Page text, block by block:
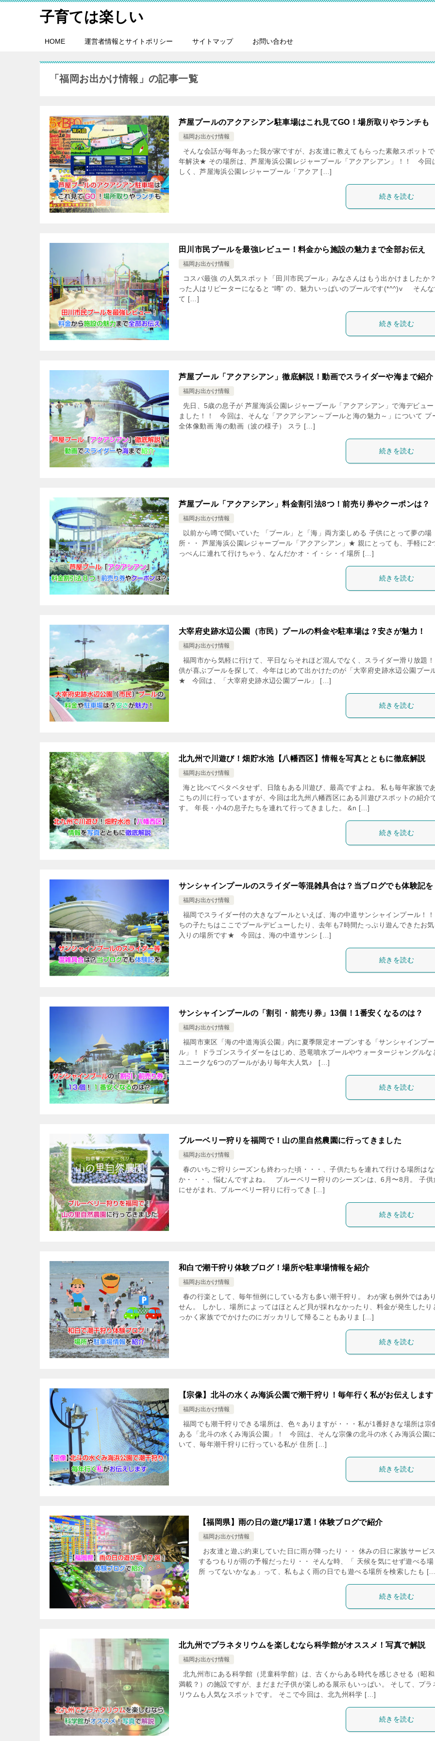
子育ては楽しい
HOME 運営者情報とサイトポリシー サイトマップ お問い合わせ
「福岡お出かけ情報」の記事一覧
芦屋プールのアクアシアン駐車場はこれ見てGO！場所取りやランチも
福岡お出かけ情報
そんな会話が毎年あった我が家ですが、お友達に教えてもらった素敵スポット
年解決★ その場所は、芦屋海浜公園レジャープール「アクアシアン」！！ 今回
しく、芦屋海浜公園レジャープール「アクア […]
続きを読む
田川市民プールを最強レビュー！料金から施設の魅力まで全部お伝え
福岡お出かけ情報
コスパ最強 の人気スポット「田川市民プール」みなさんはもう出かけましたか
った人はリピーターになると “噂” の、魅力いっぱいのプールです(*^^)v そんな
て […]
続きを読む
芦屋プール「アクアシアン」徹底解説！動画でスライダーや海まで紹介
福岡お出かけ情報
先日、5歳の息子が 芦屋海浜公園レジャープール「アクアシアン」で海デビュー
ました！！ 今回は、そんな「アクアシアン～プールと海の魅力～」について プ
全体像動画 海の動画（波の様子） スラ […]
続きを読む
芦屋プール「アクアシアン」料金割引法8つ！前売り券やクーポンは？
福岡お出かけ情報
以前から噂で聞いていた 「プール」と「海」両方楽しめる 子供にとって夢の場
所・・ 芦屋海浜公園レジャープール「アクアシアン」★ 親にとっても、手軽に2
っぺんに連れて行けちゃう、なんだかオ・イ・シ・イ場所 […]
続きを読む
大宰府史跡水辺公園（市民）プールの料金や駐車場は？安さが魅力！
福岡お出かけ情報
福岡市から気軽に行けて、平日ならそれほど混んでなく、スライダー滑り放題
供が喜ぶプールを探して、今年はじめて出かけたのが「大宰府史跡水辺公園プール
★ 今回は、「大宰府史跡水辺公園プール」 […]
続きを読む
北九州で川遊び！畑貯水池【八幡西区】情報を写真とともに徹底解説
福岡お出かけ情報
海と比べてベタベタせず、日陰もある川遊び、最高ですよね。 私も毎年家族で
こちの川に行っていますが、今回は北九州八幡西区にある川遊びスポットの紹介
す。 年長・小4の息子たちを連れて行ってきました。 &n […]
続きを読む
サンシャインプールのスライダー等混雑具合は？当ブログでも体験記を
福岡お出かけ情報
福岡でスライダー付の大きなプールといえば、海の中道サンシャインプール！！
ちの子たちはここでプールデビューしたり、去年も7時間たっぷり遊んできたお気
入りの場所です★ 今回は、海の中道サンシ […]
続きを読む
サンシャインプールの「割引・前売り券」13個！1番安くなるのは？
福岡お出かけ情報
福岡市東区「海の中道海浜公園」内に夏季限定オープンする「サンシャインプー
ル」！ ドラゴンスライダーをはじめ、恐竜噴水プールやウォータージャングルな
ユニークな6つのプールがあり毎年大人気♪ […]
続きを読む
ブルーベリー狩りを福岡で！山の里自然農園に行ってきました
福岡お出かけ情報
春のいちご狩りシーズンも終わった頃・・・、子供たちを連れて行ける場所は
か・・・、悩むんですよね。 ブルーベリー狩りのシーズンは、6月〜8月。 子供
にせがまれ、ブルーベリー狩りに行ってき […]
続きを読む
和白で潮干狩り体験ブログ！場所や駐車場情報を紹介
福岡お出かけ情報
春の行楽として、毎年恒例にしている方も多い潮干狩り。 わが家も例外ではあ
せん。 しかし、場所によってはほとんど貝が採れなかったり、料金が発生したり
っかく家族ででかけたのにガッカリして帰ることもありま […]
続きを読む
【宗像】北斗の水くみ海浜公園で潮干狩り！毎年行く私がお伝えします
福岡お出かけ情報
福岡でも潮干狩りできる場所は、色々ありますが・・・私が1番好きな場所は宗
ある「北斗の水くみ海浜公園」！ 今回は、そんな宗像の北斗の水くみ海浜公園
いて、毎年潮干狩りに行っている私が 住所 […]
続きを読む
【福岡県】雨の日の遊び場17選！体験ブログで紹介
福岡お出かけ情報
お友達と遊ぶ約束していた日に雨が降ったり・・ 休みの日に家族サービ
するつもりが雨の予報だったり・・ そんな時、「 天候を気にせず遊べる場
所 ってないかなぁ」って、私もよく雨の日でも遊べる場所を検索したも
続きを読む
北九州でプラネタリウムを楽しむなら科学館がオススメ！写真で解説
福岡お出かけ情報
北九州市にある科学館（児童科学館）は、古くからある時代を感じさせる（昭
満載？）の施設ですが、まだまだ子供が楽しめる展示もいっぱい。 そして、プラ
リウムも人気なスポットです。 そこで今回は、北九州科学 […]
続きを読む